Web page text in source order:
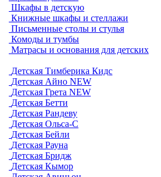
Шкафы в детскую
Книжные шкафы и стеллажи
Письменные столы и стулья
Комоды и тумбы
Матрасы и основания для детских
Детская Тимберика Кидс
Детская Айно NEW
Детская Грета NEW
Детская Бетти
Детская Рандеву
Детская Ольса-С
Детская Бейли
Детская Рауна
Детская Бридж
Детская Кымор